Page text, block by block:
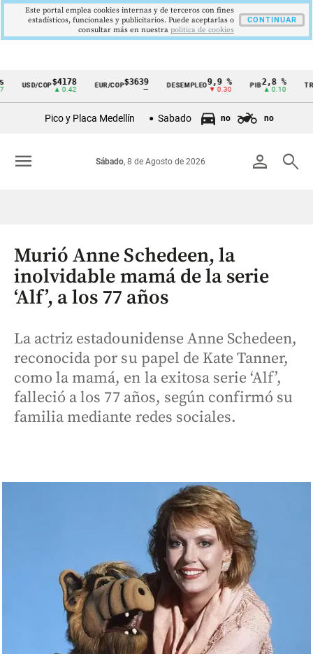
Cintillo
Colombia
COP$4178
▲ 0.42
EUR/COP$3639
—
DESEMPLEO9,9 %
▼ 0.30
PIB 2,8 %
▲ 0.10
TRM
Pico y Placa Medellín Sabado no no
person search
Sábado, 8 de Agosto de 2026
menu
Murió Anne Schedeen, la
inolvidable mamá de la serie
‘Alf’, a los 77 años
La actriz estadounidense Anne Schedeen,
reconocida por su papel de Kate Tanner,
como la mamá, en la exitosa serie ‘Alf’,
falleció a los 77 años, según confirmó su
familia mediante redes sociales.
Este portal emplea cookies internas y de terceros con fines
estadísticos, funcionales y publicitarios. Puede aceptarlas o
consultar más en nuestra politica de cookies
CONTINUAR